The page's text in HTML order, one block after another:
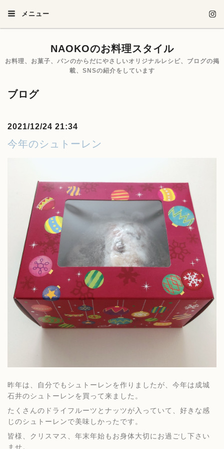
メニュー
NAOKOのお料理スタイル
お料理、お菓子、パンのからだにやさしいオリジナルレシピ、ブログの掲
載、SNSの紹介をしています
ブログ
2021/12/24 21:34
今年のシュトーレン
昨年は、自分でもシュトーレンを作りましたが、今年は成城
石井のシュトーレンを買って来ました。
たくさんのドライフルーツとナッツが入っていて、好きな感
じのシュトーレンで美味しかったです。
皆様、クリスマス、年末年始もお身体大切にお過ごし下さい
ませ。